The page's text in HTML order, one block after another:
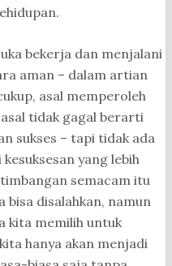
bekerja dan menjalani
aman – dalam artian
asal memperoleh
tidak gagal berarti
sukses – tapi tidak ada
yang lebih
semacam itu
bisa disalahkan, namun
kita memilih untuk
hanya akan menjadi